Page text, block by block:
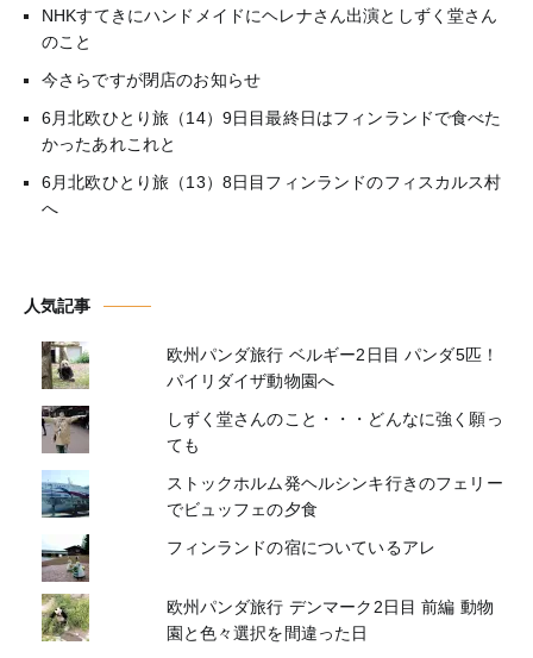
NHKすてきにハンドメイドにヘレナさん出演としずく堂さん
のこと
今さらですが閉店のお知らせ
6月北欧ひとり旅（14）9日目最終日はフィンランドで食べた
かったあれこれと
6月北欧ひとり旅（13）8日目フィンランドのフィスカルス村
へ
人気記事
欧州パンダ旅行 ベルギー2日目 パンダ5匹！
パイリダイザ動物園へ
しずく堂さんのこと・・・どんなに強く願っ
ても
ストックホルム発ヘルシンキ行きのフェリー
でビュッフェの夕食
フィンランドの宿についているアレ
欧州パンダ旅行 デンマーク2日目 前編 動物
園と色々選択を間違った日